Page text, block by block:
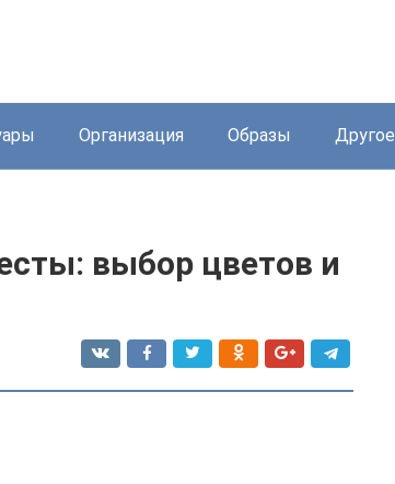
Организация Образы Другое
выбор цветов и